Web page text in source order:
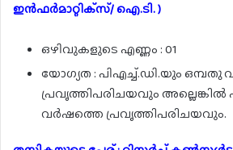
ഇൻഫർമാറ്റിക്‌സ്/ ഐ.ടി. )
ഒഴിവുകളുടെ എണ്ണം : 01
യോഗ്യത : പിഎച്ച്.ഡി.യും ഒമ്പതു
പ്രവൃത്തിപരിചയവും അല്ലെങ്കിൽ
വർഷത്തെ പ്രവൃത്തിപരിചയവും.